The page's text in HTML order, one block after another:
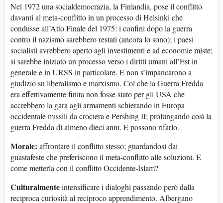
Nel 1972 una socialdemocrazia, la Finlandia, pose il conflitto
davanti al meta-conflitto in un processo di Helsinki che
condusse all’Atto Finale del 1975: i confini dopo la guerra
contro il nazismo sarebbero restati (ancora lo sono); i paesi
socialisti avrebbero aperto agli investimenti e ad economie miste;
si sarebbe iniziato un processo verso i diritti umani all’Est in
generale e in URSS in particolare. E non s’impancarono a
giudizio su liberalismo e marxismo. Col che la Guerra Fredda
era effettivamente finita non fosse stato per gli USA che
accrebbero la gara agli armamenti schierando in Europa
occidentale missili da crociera e Pershing II; prolungando così la
guerra Fredda di almeno dieci anni. E possono rifarlo.
Morale: affrontare il conflitto stesso; guardandosi dai
guastafeste che preferiscono il meta-conflitto alle soluzioni. E
come metterla con il conflitto Occidente-Islam?
Culturalmenteintensificare i dialoghi passando però dalla
reciproca curiosità al reciproco apprendimento. Albergano